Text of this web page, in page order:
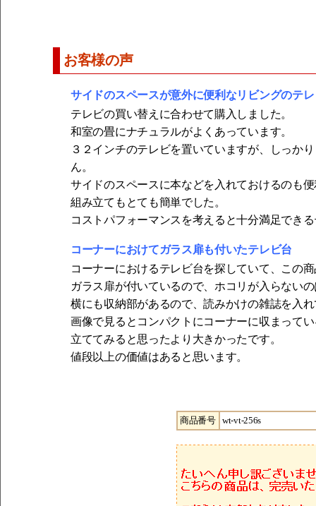
お客様の声
サイドのスペースが意外に便利なリビングのテ
テレビの買い替えに合わせて購入しました。
和室の畳にナチュラルがよくあっています。
３２インチのテレビを置いていますが、しっか
ん。
サイドのスペースに本などを入れておけるのも
組み立てもとても簡単でした。
コストパフォーマンスを考えると十分満足でき
コーナーにおけてガラス扉も付いたテレビ台
コーナーにおけるテレビ台を探していて、この
ガラス扉が付いているので、ホコリが入らない
横にも収納部があるので、読みかけの雑誌を入
画像で見るとコンパクトにコーナーに収まって
立ててみると思ったより大きかったです。
値段以上の価値はあると思います。
商品番号 wt-vt-256s